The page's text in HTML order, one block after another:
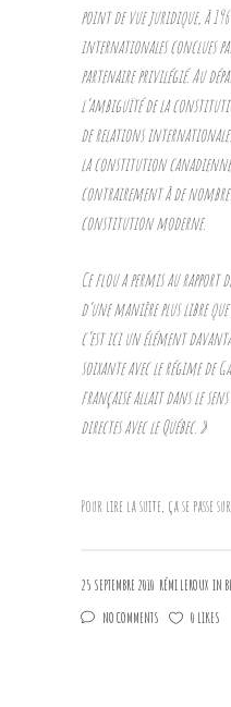
point de vue juridique, à
internationales conclues
partenaire privilégié. Au
l’ambiguïté de la
de relations
la constitution canadienne
contrairement à de
constitution moderne.
Ce flou a permis au rapport
d’une manière plus libre
c’est ici un élément
soixante avec le régime de
française allait dans le
directes avec le Québec. »
Pour lire la suite, ça se passe sur
25 SEPTEMBRE 2010 RÉMI LEROUX IN
NO COMMENTS
0 LIKES